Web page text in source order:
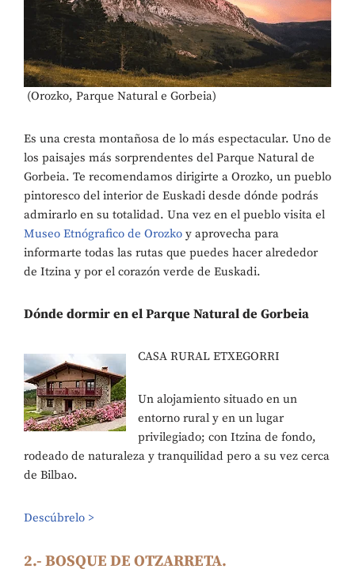
(Orozko, Parque Natural e Gorbeia)
Es una cresta montañosa de lo más espectacular. Uno de
los paisajes más sorprendentes del Parque Natural de
Gorbeia. Te recomendamos dirigirte a Orozko, un pueblo
pintoresco del interior de Euskadi desde dónde podrás
admirarlo en su totalidad. Una vez en el pueblo visita el
Museo Etnógrafico de Orozko y aprovecha para
informarte todas las rutas que puedes hacer alrededor
de Itzina y por el corazón verde de Euskadi.
Dónde dormir en el Parque Natural de Gorbeia
CASA RURAL ETXEGORRI
Un alojamiento situado en un
entorno rural y en un lugar
privilegiado; con Itzina de fondo,
rodeado de naturaleza y tranquilidad pero a su vez cerca
de Bilbao.
Descúbrelo >
2.- BOSQUE DE OTZARRETA.